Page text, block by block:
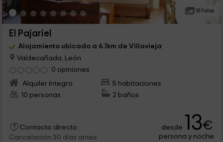
18 Fotos
El Pajariel
Alojamiento ubicado a 6.1km de Villavieja
Valdecañada, León
0 opiniones
Alquiler íntegro
5 habitaciones
10 personas
2 baños
Contacto directo
Cancelación 30 días antes
desde 13€
persona y noche